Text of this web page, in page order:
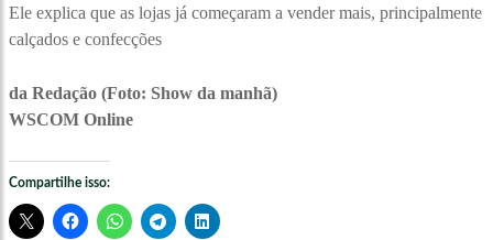
Ele explica que as lojas já começaram a vender mais, principalmente
calçados e confecções
da Redação (Foto: Show da manhã)
WSCOM Online
Compartilhe isso: